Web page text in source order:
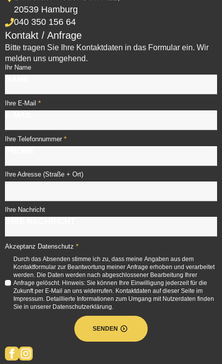
20539 Hamburg
040 350 156 64
Kontakt / Anfrage
Bitte tragen Sie Ihre Kontaktdaten in das Formular ein. Wir
melden uns umgehend.
Ihr Name
Ihre E-Mail *
Ihre Telefonnummer *
Ihre Adresse (Straße + Ort)
Ihre Nachricht
Akzeptanz Datenschutz *
Durch das Absenden stimme ich zu, dass meine Angaben aus dem
Kontaktformular zur Beantwortung meiner Anfrage erhoben und verarbeitet
werden. Die Daten werden nach abgeschlossener Bearbeitung Ihrer
Anfrage gelöscht. Hinweis: Sie können Ihre Einwilligung jederzeit für die
Zukunft per E-Mail an uns widerrufen. Kontaktdaten auf dieser Seite im
Impressum. Detaillierte Informationen zum Umgang mit Nutzerdaten finden
Sie in unserer Datenschutzerklärung.
SENDEN